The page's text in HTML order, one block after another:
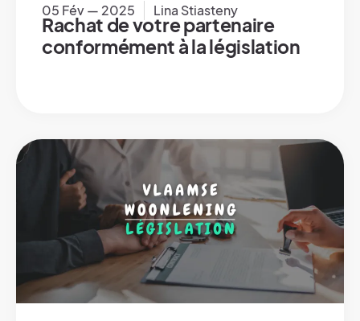
05 Fév — 2025 Lina Stiasteny
Rachat de votre partenaire
conformément à la législation